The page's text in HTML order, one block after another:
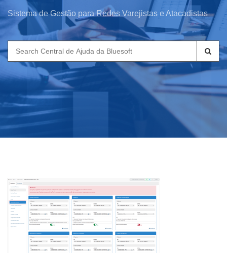
Sistema de Gestão para Redes Varejistas e Atacadistas
Search
for: